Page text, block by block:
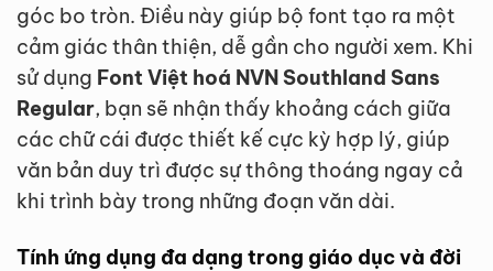
góc bo tròn. Điều này giúp bộ font tạo ra một
cảm giác thân thiện, dễ gần cho người xem. Khi
sử dụng Font Việt hoá NVN Southland Sans
Regular, bạn sẽ nhận thấy khoảng cách giữa
các chữ cái được thiết kế cực kỳ hợp lý, giúp
văn bản duy trì được sự thông thoáng ngay cả
khi trình bày trong những đoạn văn dài.
Tính ứng dụng đa dạng trong giáo dục và đời